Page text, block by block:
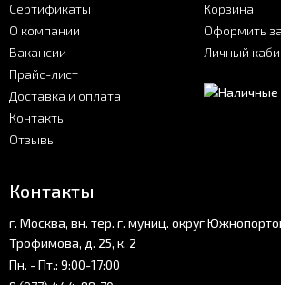
Сертификаты
О компании
Вакансии
Прайс-лист
Доставка и оплата
Контакты
Отзывы
Корзина
Оформить
Личный
Контакты
г. Москва, вн. тер. г. муниц. округ
Трофимова, д. 25, к. 2
Пн. - Пт.: 9:00-17:00